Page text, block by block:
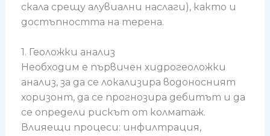
скала срещу алувиални наслаги), както и
достъпността на терена.
1. Геоложки анализ
Необходим е първичен хидрогеоложки
анализ, за да се локализира водоносният
хоризонт, да се прогнозира дебитът и да
се определи рискът от колматаж.
Влияещи процеси: инфилтрация,